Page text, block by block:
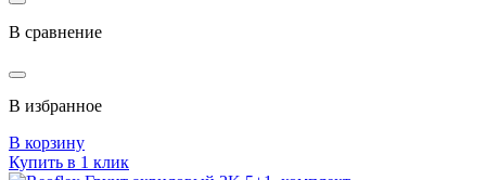
В сравнение
В избранное
В корзину
Купить в 1 клик